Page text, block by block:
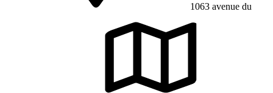
1063 avenue du